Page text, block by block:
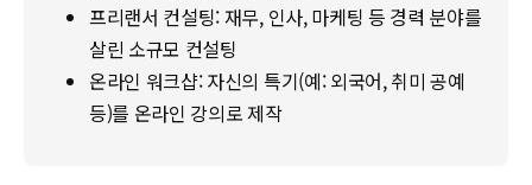
프리랜서 컨설팅: 재무, 인사, 마케팅 등 경력 분야를
살린 소규모 컨설팅
온라인 워크샵: 자신의 특기(예: 외국어, 취미 공예
등)를 온라인 강의로 제작